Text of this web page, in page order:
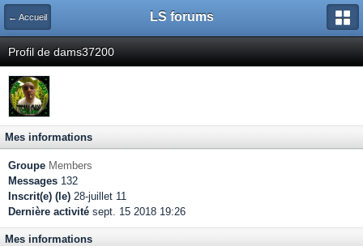
← Accueil LS forums
Profil de dams37200
Mes informations
Groupe Members
Messages 132
Inscrit(e) (le) 28-juillet 11
Dernière activité sept. 15 2018 19:26
Mes informations